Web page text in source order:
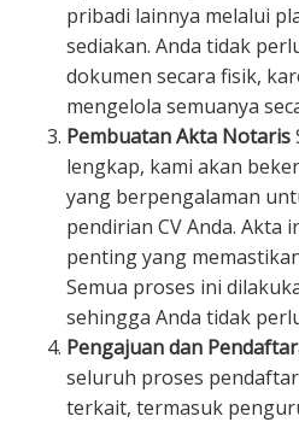
pribadi lainnya melalui
sediakan. Anda tidak
dokumen secara fisik,
mengelola semuanya
Pembuatan Akta Notaris
lengkap, kami akan
yang berpengalaman
pendirian CV Anda. Akta
penting yang
Semua proses ini
sehingga Anda tidak
Pengajuan dan
seluruh proses
terkait, termasuk